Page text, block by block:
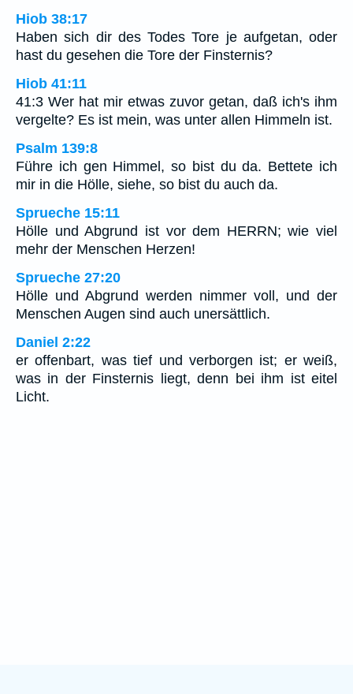
Hiob 38:17
Haben sich dir des Todes Tore je aufgetan, oder
hast du gesehen die Tore der Finsternis?
Hiob 41:11
41:3 Wer hat mir etwas zuvor getan, daß ich's ihm
vergelte? Es ist mein, was unter allen Himmeln ist.
Psalm 139:8
Führe ich gen Himmel, so bist du da. Bettete ich
mir in die Hölle, siehe, so bist du auch da.
Sprueche 15:11
Hölle und Abgrund ist vor dem HERRN; wie viel
mehr der Menschen Herzen!
Sprueche 27:20
Hölle und Abgrund werden nimmer voll, und der
Menschen Augen sind auch unersättlich.
Daniel 2:22
er offenbart, was tief und verborgen ist; er weiß,
was in der Finsternis liegt, denn bei ihm ist eitel
Licht.